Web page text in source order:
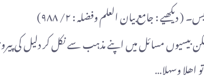
: جامع بیان العلم وفضلہ : ٢/ ٩٨٨)
لیکن بیسیوں مسائل میں اپنے مذہب سے نکل کر دلیل
اھلا وسهلا…